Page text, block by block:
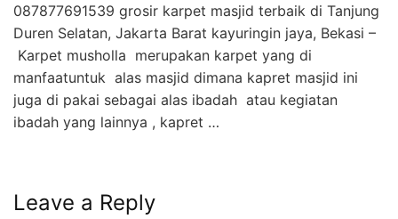
087877691539 grosir karpet masjid terbaik di Tanjung
Duren Selatan, Jakarta Barat kayuringin jaya, Bekasi –
Karpet musholla merupakan karpet yang di
manfaatuntuk alas masjid dimana kapret masjid ini
juga di pakai sebagai alas ibadah atau kegiatan
ibadah yang lainnya , kapret …
Leave a Reply